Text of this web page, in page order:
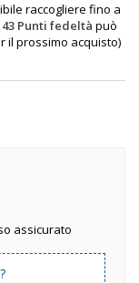
raccogliere fino a
43 Punti fedeltà può
il prossimo acquisto)
assicurato